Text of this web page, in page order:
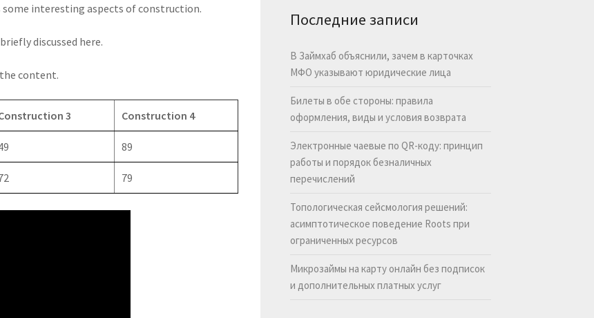
interesting aspects of construction.
discussed here.
content.
3 Construction 4
89
79
Последние записи
В Займхаб объяснили, зачем в карточках
МФО указывают юридические лица
Билеты в обе стороны: правила
оформления, виды и условия возврата
Электронные чаевые по QR-коду: принцип
работы и порядок безналичных
перечислений
Топологическая сейсмология решений:
асимптотическое поведение Roots при
ограниченных ресурсов
Микрозаймы на карту онлайн без подписок
и дополнительных платных услуг